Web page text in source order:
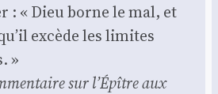
: « Dieu borne le mal, et
excède les limites
»
sur l’Épître aux